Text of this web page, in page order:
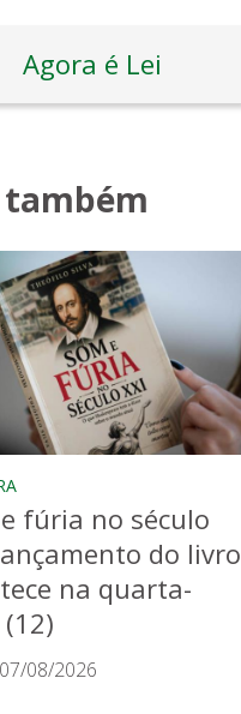
Agora é Lei
fúria no século
do livro
na quarta-
08/2026